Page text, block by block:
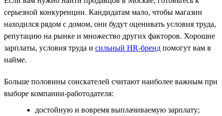
серьезной конкуренции. Кандидатам мало, чтобы магазин
находился рядом с домом, они будут оценивать условия труда,
репутацию на рынке и множество других факторов. Хорошие
зарплаты, условия труда и сильный HR-бренд помогут вам в
найме.
Больше половины соискателей считают наиболее важным при
выборе компании-работодателя:
достойную и вовремя выплачиваемую зарплату;